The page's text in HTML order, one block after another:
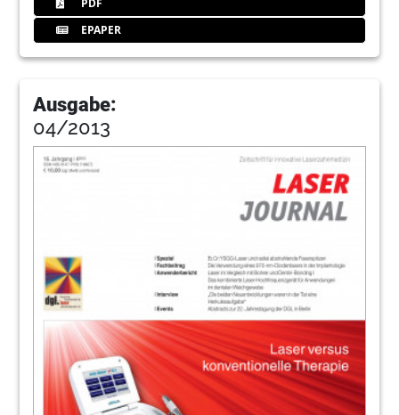
EPAPER
Ausgabe:
04/2013